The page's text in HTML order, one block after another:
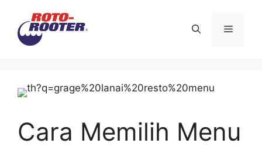
Menu
Cara Memilih Menu